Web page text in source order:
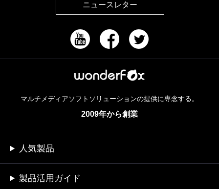
ニュースレター
マルチメディアソフトソリューションの提供に専念する。
2009年から創業
人気製品
製品活用ガイド